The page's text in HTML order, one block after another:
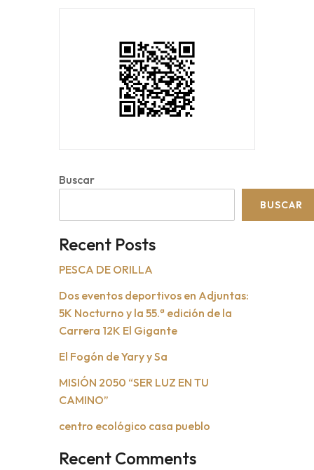
Buscar
BUSCAR
Recent Posts
PESCA DE ORILLA
Dos eventos deportivos en Adjuntas:
5K Nocturno y la 55.ª edición de la
Carrera 12K El Gigante
El Fogón de Yary y Sa
MISIÓN 2050 “SER LUZ EN TU
CAMINO”
centro ecológico casa pueblo
Recent Comments